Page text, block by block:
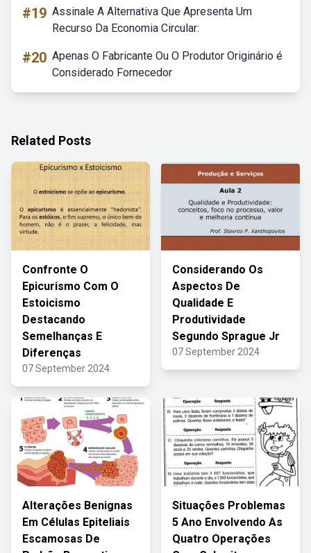
#19 Assinale A Alternativa Que Apresenta Um
Recurso Da Economia Circular:
#20 Apenas O Fabricante Ou O Produtor Originário é
Considerado Fornecedor
Related Posts
Confronte O
Epicurismo Com O
Estoicismo
Destacando
Semelhanças E
Diferenças
07 September 2024
Considerando Os
Aspectos De
Qualidade E
Produtividade
Segundo Sprague Jr
07 September 2024
Alterações Benignas
Em Células Epiteliais
Escamosas De
Situações Problemas
5 Ano Envolvendo As
Quatro Operações